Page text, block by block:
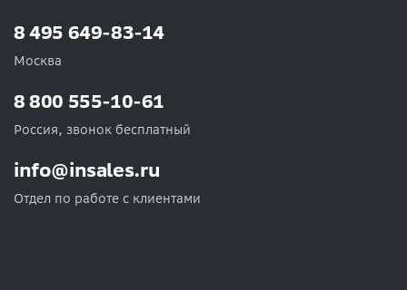
8 495 649-83-14
Москва
info@insales.ru
Отдел по работе с клиентами
8 800 555-10-61
Россия, звонок бесплатный